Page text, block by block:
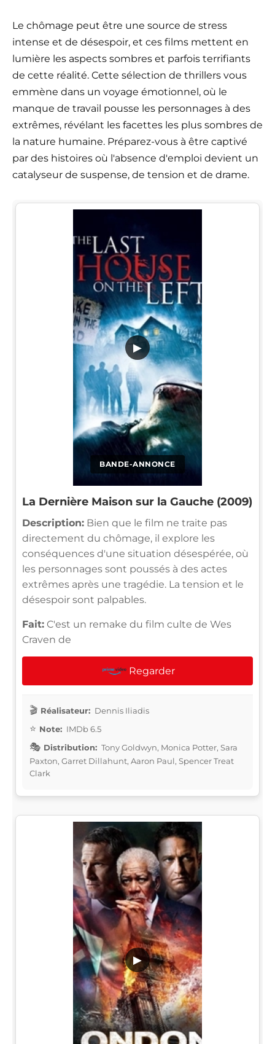
Le chômage peut être une source de stress
intense et de désespoir, et ces films mettent en
lumière les aspects sombres et parfois terrifiants
de cette réalité. Cette sélection de thrillers vous
emmène dans un voyage émotionnel, où le
manque de travail pousse les personnages à des
extrêmes, révélant les facettes les plus sombres de
la nature humaine. Préparez-vous à être captivé
par des histoires où l'absence d'emploi devient un
catalyseur de suspense, de tension et de drame.
BANDE-ANNONCE
▶
La Dernière Maison sur la Gauche (2009)
Description: Bien que le film ne traite pas
directement du chômage, il explore les
conséquences d'une situation désespérée, où
les personnages sont poussés à des actes
extrêmes après une tragédie. La tension et le
désespoir sont palpables.
Fait: C'est un remake du film culte de Wes
Craven de
Regarder
Réalisateur: Dennis Iliadis
Note: IMDb 6.5
Distribution: Tony Goldwyn, Monica Potter, Sara
Paxton, Garret Dillahunt, Aaron Paul, Spencer Treat
Clark
▶